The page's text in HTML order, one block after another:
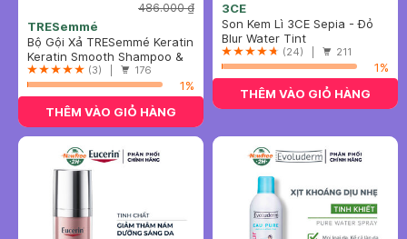
486.000 ₫
TRESemmé
Bộ Gội Xả TRESemmé Keratin
Vào Nếp Suôn Mượt
640g+620g
Keratin Smooth Shampoo &
Conditioner(3) | 176
1%
THÊM VÀO GIỎ HÀNG
3CE
Son Kem Lì 3CE Sepia - Đỏ
Táo Trầm 4.6g
Blur Water Tint
(24) | 211
1%
THÊM VÀO GIỎ HÀNG